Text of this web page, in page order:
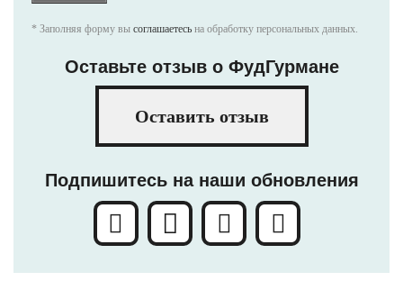
* Заполняя форму вы соглашаетесь на обработку персональных данных.
Оставьте отзыв о ФудГурмане
Оставить отзыв
Подпишитесь на наши обновления